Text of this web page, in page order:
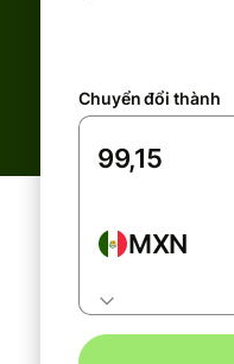
Chuyển đổi thành
MXN